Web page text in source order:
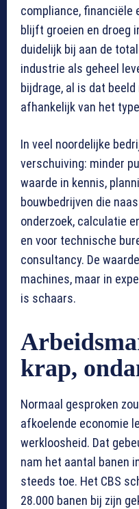
compliance, financiële
blijft groeien en droeg
duidelijk bij aan de
industrie als geheel
bijdrage, al is dat
afhankelijk van het
In veel noordelijke
verschuiving: minder
waarde in kennis,
bouwbedrijven die
onderzoek, calculatie
en voor technische
consultancy. De
machines, maar in
is schaars.
krap,
Normaal gesproken
afkoelende economie
werkloosheid. Dat
nam het aantal banen
steeds toe. Het CBS
28.000 banen bij zijn